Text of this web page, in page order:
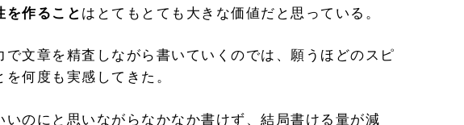
を作ること はとてもとても大きな価値だと思っている。
で文章を精査しながら書いていくのでは、願うほどのスピ
何度も実感してきた。
いのにと思いながらなかなか書けず、結局書ける量が減